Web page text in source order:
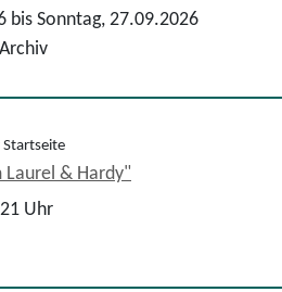
bis Sonntag, 27.09.2026
Laurel & Hardy"
21 Uhr